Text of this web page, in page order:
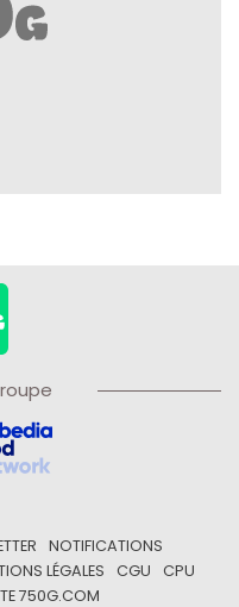
NOTIFICATIONS
LÉGALES CGU
CPU
750G.COM